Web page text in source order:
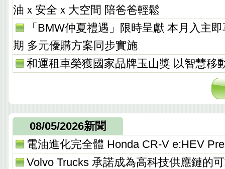
油ｘ安全ｘ大空間 陪爸爸輕鬆
「BMW仲夏禮遇」限時呈獻 本月入主
期 多元優購方案同步實施
和運租車榮獲國家品牌玉山獎 以智慧移
08/05/2026新聞
電油進化完全體 Honda CR-V e:HEV
Volvo Trucks 承諾成為高科技供應鏈的